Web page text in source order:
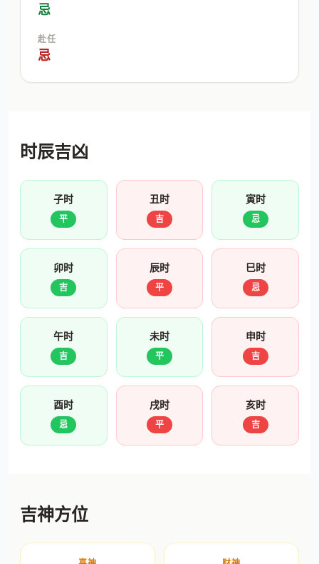
忌
赴任
忌
时辰吉凶
子时
平
丑时
吉
寅时
忌
卯时
吉
辰时
平
巳时
忌
午时
吉
未时
平
申时
吉
酉时
忌
戌时
平
亥时
吉
吉神方位